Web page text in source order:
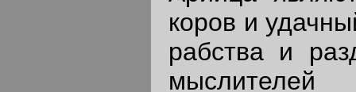
коров и
рабства и